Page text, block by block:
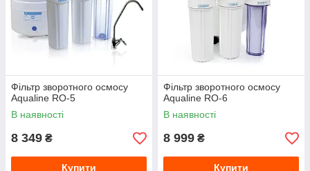
Фільтр зворотного осмосу
Aqualine RO-5
В наявності
8 349 ₴
Купити
Фільтр зворотного осмосу
Aqualine RO-6
В наявності
8 999 ₴
Купити